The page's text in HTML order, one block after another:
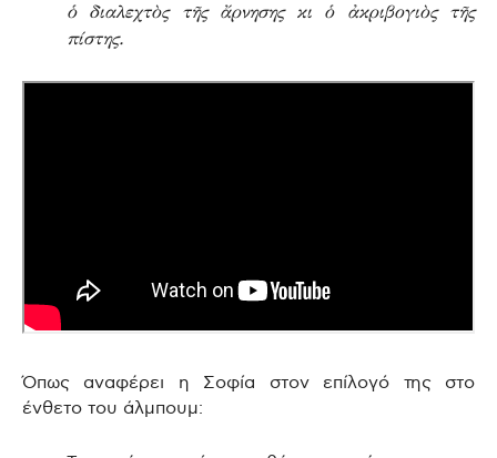
ὁ διαλεχτὸς τῆς ἄρνησης κι ὁ ἀκριβογιὸς τῆς
πίστης.
Όπως αναφέρει η Σοφία στον επίλογό της στο
ένθετο του άλμπουμ: